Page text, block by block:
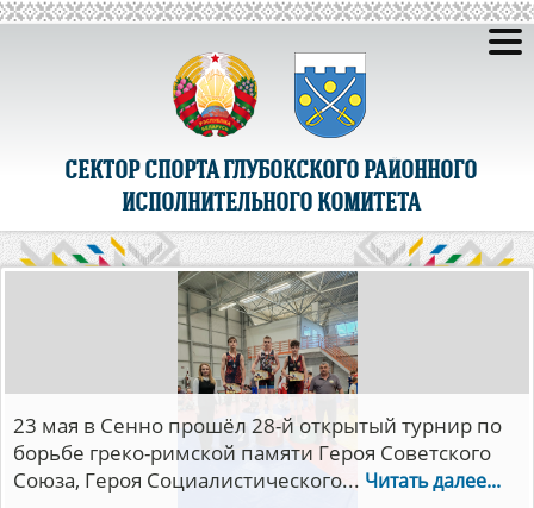
СЕКТОР СПОРТА ГЛУБОКСКОГО РАЙОННОГО
ИСПОЛНИТЕЛЬНОГО КОМИТЕТА
С 5 по 14 мая в Минске прошли финалы
республиканских соревнований детско-
юношеской волейбольной лиги «Мяч над
сеткой».В...Читать далее...